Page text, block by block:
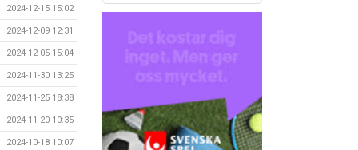
2024-12-15 15:02
2024-12-09 12:31
2024-12-05 15:04
2024-11-30 13:25
2024-11-25 18:38
2024-11-20 10:35
2024-10-18 10:07